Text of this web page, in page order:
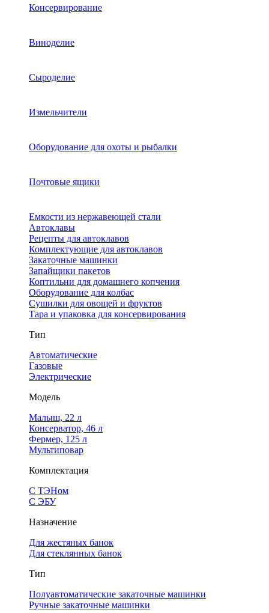
Консервирование
Виноделие
Сыроделие
Измельчители
Оборудование для охоты и рыбалки
Почтовые ящики
Емкости из нержавеющей стали
Автоклавы
Рецепты для автоклавов
Комплектующие для автоклавов
Закаточные машинки
Запайщики пакетов
Коптильни для домашнего копчения
Оборудование для колбас
Сушилки для овощей и фруктов
Тара и упаковка для консервирования
Тип
Автоматические
Газовые
Электрические
Модель
Малыш, 22 л
Консерватор, 46 л
Фермер, 125 л
Мультиповар
Комплектация
С ТЭНом
С ЭБУ
Назначение
Для жестяных банок
Для стеклянных банок
Тип
Полуавтоматические закаточные машинки
Ручные закаточные машинки